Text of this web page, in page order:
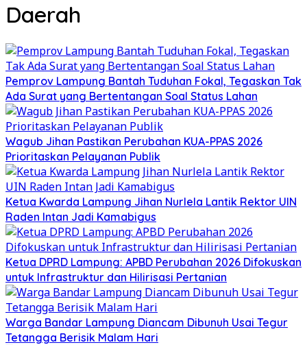
Daerah
Pemprov Lampung Bantah Tuduhan Fokal, Tegaskan Tak
Ada Surat yang Bertentangan Soal Status Lahan
Wagub Jihan Pastikan Perubahan KUA-PPAS 2026
Prioritaskan Pelayanan Publik
Ketua Kwarda Lampung Jihan Nurlela Lantik Rektor UIN
Raden Intan Jadi Kamabigus
Ketua DPRD Lampung: APBD Perubahan 2026 Difokuskan
untuk Infrastruktur dan Hilirisasi Pertanian
Warga Bandar Lampung Diancam Dibunuh Usai Tegur
Tetangga Berisik Malam Hari